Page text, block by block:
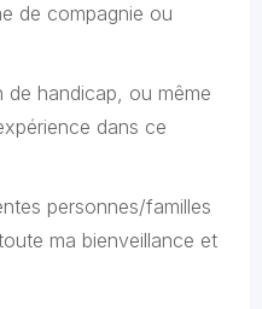
de compagnie ou
de handicap, ou même
dans ce
personnes/familles
ma bienveillance et